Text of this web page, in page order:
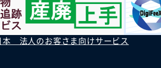
本 法人のお客さま向けサービス